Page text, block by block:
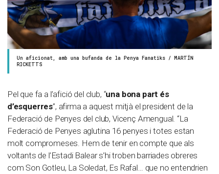
Un aficionat, amb una bufanda de la Penya Fanatiks / MARTÍN
RICKETTS
Pel que fa a l’afició del club, “una bona part és
d’esquerres”, afirma a aquest mitjà el president de la
Federació de Penyes del club, Vicenç Amengual. “La
Federació de Penyes aglutina 16 penyes i totes estan
molt compromeses. Hem de tenir en compte que als
voltants de l’Estadi Balear s’hi troben barriades obreres
com Son Gotleu, La Soledat, Es Rafal… que no entendrien